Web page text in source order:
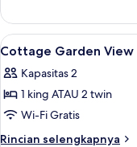
area
taman
Kamar
Double
atau
Superior,
area
Lihat
semua
foto
untuk
Cottage
Garden
6
Cottage Garden View
Kapasitas 2
1 king ATAU 2 twin
Wi-Fi Gratis
Rincian selengkapnya
Rincian